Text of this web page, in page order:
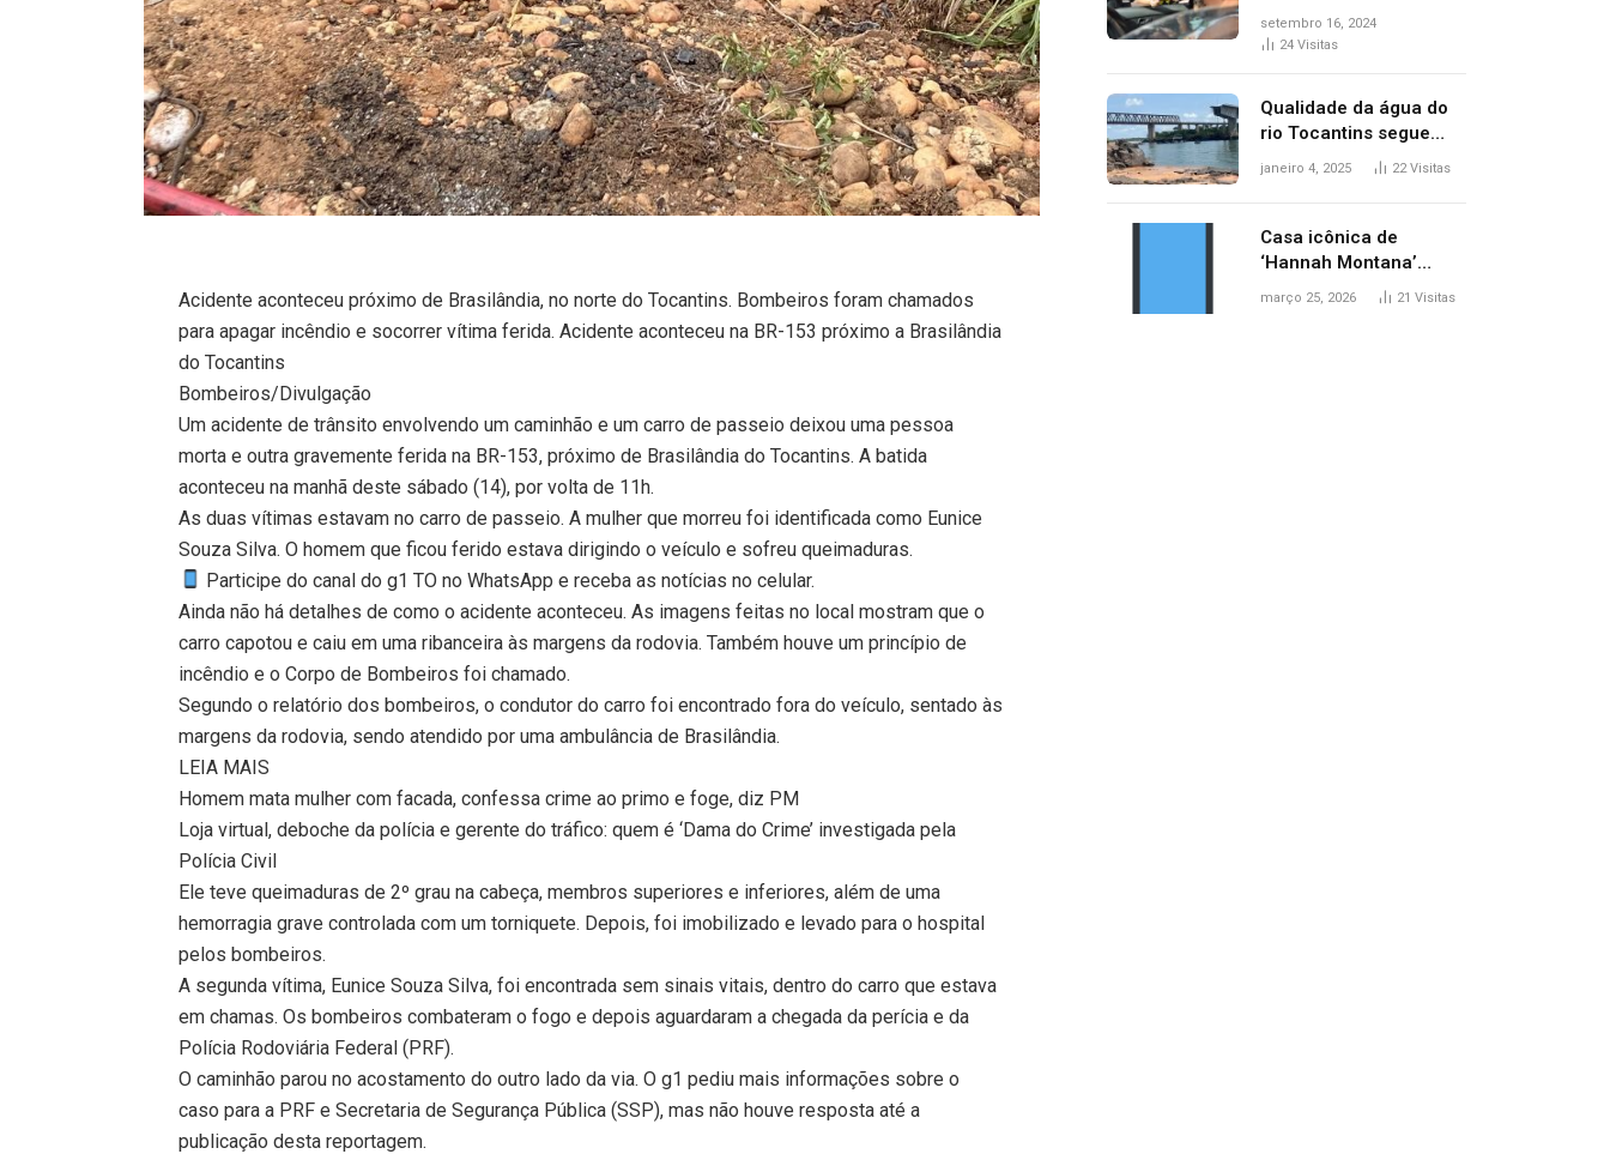
Acidente aconteceu próximo de Brasilândia, no norte do Tocantins. Bombeiros foram chamados
para apagar incêndio e socorrer vítima ferida. Acidente aconteceu na BR-153 próximo a Brasilândia
do Tocantins
Bombeiros/Divulgação
Um acidente de trânsito envolvendo um caminhão e um carro de passeio deixou uma pessoa
morta e outra gravemente ferida na BR-153, próximo de Brasilândia do Tocantins. A batida
aconteceu na manhã deste sábado (14), por volta de 11h.
As duas vítimas estavam no carro de passeio. A mulher que morreu foi identificada como Eunice
Souza Silva. O homem que ficou ferido estava dirigindo o veículo e sofreu queimaduras.
Participe do canal do g1 TO no WhatsApp e receba as notícias no celular.
Ainda não há detalhes de como o acidente aconteceu. As imagens feitas no local mostram que o
carro capotou e caiu em uma ribanceira às margens da rodovia. Também houve um princípio de
incêndio e o Corpo de Bombeiros foi chamado.
Segundo o relatório dos bombeiros, o condutor do carro foi encontrado fora do veículo, sentado às
margens da rodovia, sendo atendido por uma ambulância de Brasilândia.
LEIA MAIS
Homem mata mulher com facada, confessa crime ao primo e foge, diz PM
Loja virtual, deboche da polícia e gerente do tráfico: quem é ‘Dama do Crime’ investigada pela
Polícia Civil
Ele teve queimaduras de 2º grau na cabeça, membros superiores e inferiores, além de uma
hemorragia grave controlada com um torniquete. Depois, foi imobilizado e levado para o hospital
pelos bombeiros.
A segunda vítima, Eunice Souza Silva, foi encontrada sem sinais vitais, dentro do carro que estava
em chamas. Os bombeiros combateram o fogo e depois aguardaram a chegada da perícia e da
Polícia Rodoviária Federal (PRF).
O caminhão parou no acostamento do outro lado da via. O g1 pediu mais informações sobre o
caso para a PRF e Secretaria de Segurança Pública (SSP), mas não houve resposta até a
publicação desta reportagem.
ruas para prevenir
acidentes no trânsito
setembro 16, 2024
24 Visitas
Qualidade da água do
rio Tocantins segue
sem indicar alterações
afirma ANA
janeiro 4, 2025 22Visitas
Casa icônica de
‘Hannah Montana’
poderá ser alugada por
março 25, 2026 21 Visitas